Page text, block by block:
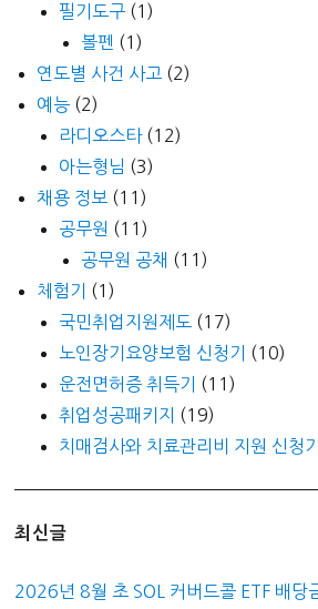
필기도구 (1)
볼펜 (1)
연도별 사건 사고 (2)
예능 (2)
라디오스타(12)
아는형님 (3)
채용 정보 (11)
공무원 (11)
공무원 공채 (11)
체험기
(1)
국민취업지원제도 (17)
노인장기요양보험 신청기
(10)
운전면허증 취득기
(11)
취업성공패키지
(19)
치매검사와 치료관리비 지원 신청기
최신글
2026년 8월 초 SOL 커버드콜 ETF 배당